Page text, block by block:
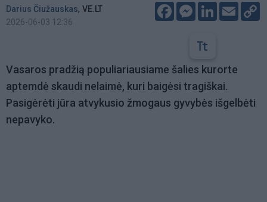
Darius Čiužauskas, VE.LT
2026-06-03 12:36
FacebookMessenger
LinkedIn
Email
Vasaros pradžią populiariausiame šalies kurorte
aptemdė skaudi nelaimė, kuri baigėsi tragiškai.
Pasigėrėti jūra atvykusio žmogaus gyvybės išgelbėti
nepavyko.